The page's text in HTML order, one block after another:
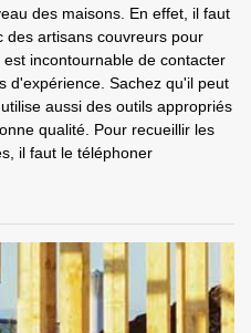
des maisons. En effet, il faut
des artisans couvreurs pour
incontournable de contacter
d'expérience. Sachez qu'il peut
aussi des outils appropriés
qualité. Pour recueillir les
il faut le téléphoner